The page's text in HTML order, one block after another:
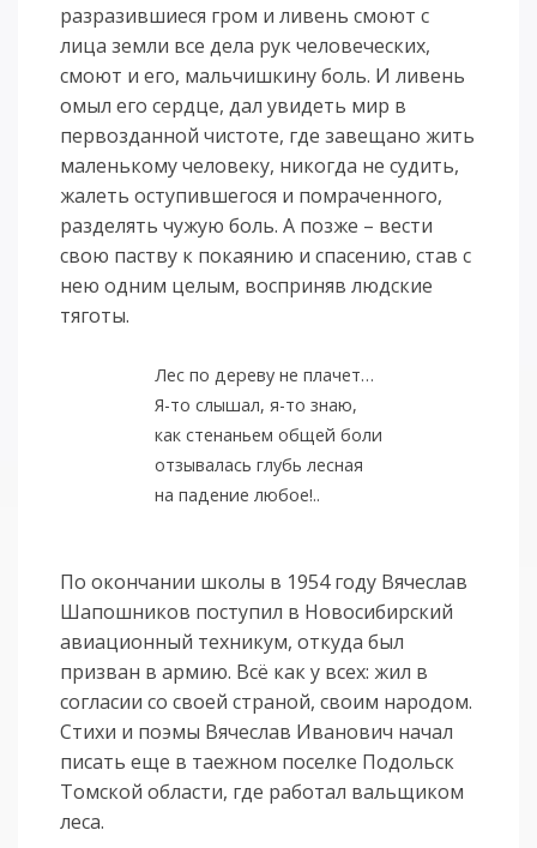
разразившиеся гром и ливень смоют с
лица земли все дела рук человеческих,
смоют и его, мальчишкину боль. И ливень
омыл его сердце, дал увидеть мир в
первозданной чистоте, где завещано жить
маленькому человеку, никогда не судить,
жалеть оступившегося и помраченного,
разделять чужую боль. А позже – вести
свою паству к покаянию и спасению, став с
нею одним целым, восприняв людские
тяготы.
Лес по дереву не плачет…
Я-то слышал, я-то знаю,
как стенаньем общей боли
отзывалась глубь лесная
на падение любое!..
По окончании школы в 1954 году Вячеслав
Шапошников поступил в Новосибирский
авиационный техникум, откуда был
призван в армию. Всё как у всех: жил в
согласии со своей страной, своим народом.
Стихи и поэмы Вячеслав Иванович начал
писать еще в таежном поселке Подольск
Томской области, где работал вальщиком
леса.